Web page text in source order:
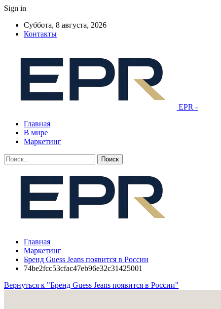
Sign in
Суббота, 8 августа, 2026
Контакты
EPR -
Главная
В мире
Маркетинг
Главная
Маркетинг
Бренд Guess Jeans появится в России
74be2fcc53cfac47eb96e32c31425001
Вернуться к "Бренд Guess Jeans появится в России"